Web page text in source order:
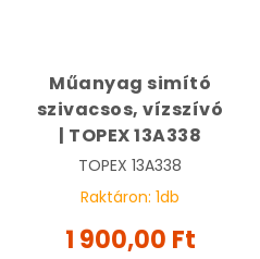
Műanyag simító
szivacsos, vízszívó
| TOPEX 13A338
TOPEX 13A338
Raktáron: 1db
1 900,00 Ft